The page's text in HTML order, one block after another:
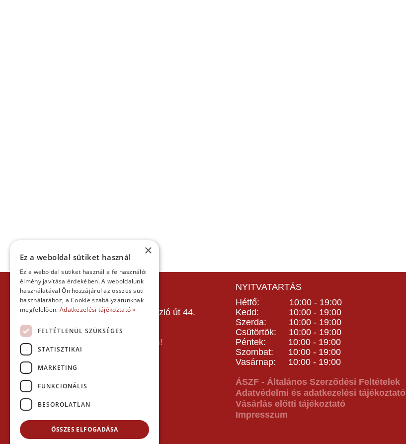
KAPCSOLAT
Gokart Sport Vác
Gokartpálya: 2600 Vác, Szent László út 44.
Telefon:
E-mail: info(kukac)gokartvac.hu
Írj nekem itt a kapcsolat űrlapon!
Térkép:
NYITVATARTÁS
Hétfő: 10:00 - 19:00
Kedd: 10:00 - 19:00
Szerda: 10:00 - 19:00
Csütörtök: 10:00 - 19:00
Péntek: 10:00 - 19:00
Szombat: 10:00 - 19:00
Vasárnap: 10:00 - 19:00
ÁSZF - Általános Szerződési Feltételek
Adatvédelmi és adatkezelési tájékoztató
Vásárlás előtti tájékoztató
Impresszum
×
Ez a weboldal sütiket használ
Ez a weboldal sütiket használ a felhasználói
élmény javítása érdekében. A weboldalunk
használatával Ön hozzájárul az összes süti
használatához, a Cookie szabályzatunknak
megfelelően. Adatkezelési tájékoztató »
FELTÉTLENÜL SZÜKSÉGES
STATISZTIKAI
MARKETING
FUNKCIONÁLIS
BESOROLATLAN
ÖSSZES ELFOGADÁSA